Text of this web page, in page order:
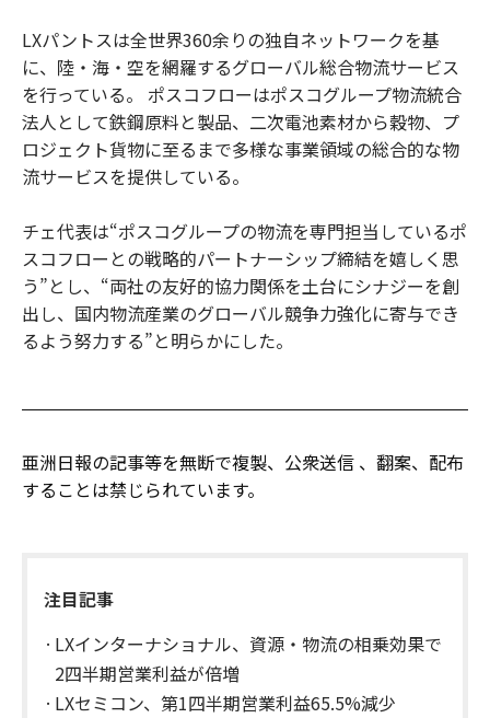
LXパントスは全世界360余りの独自ネットワークを基
に、陸・海・空を網羅するグローバル総合物流サービス
を行っている。 ポスコフローはポスコグループ物流統合
法人として鉄鋼原料と製品、二次電池素材から穀物、プ
ロジェクト貨物に至るまで多様な事業領域の総合的な物
流サービスを提供している。
チェ代表は“ポスコグループの物流を専門担当しているポ
スコフローとの戦略的パートナーシップ締結を嬉しく思
う”とし、“両社の友好的協力関係を土台にシナジーを創
出し、国内物流産業のグローバル競争力強化に寄与でき
るよう努力する”と明らかにした。
亜洲日報の記事等を無断で複製、公衆送信 、翻案、配布
することは禁じられています。
注目記事
LXインターナショナル、資源・物流の相乗効果で
2四半期営業利益が倍増
LXセミコン、第1四半期営業利益65.5%減少